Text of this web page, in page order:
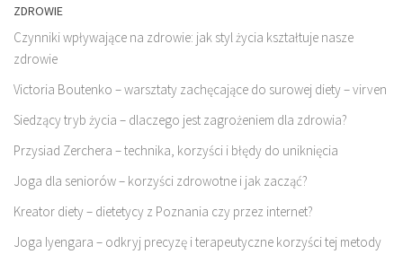
ZDROWIE
Czynniki wpływające na zdrowie: jak styl życia kształtuje nasze
zdrowie
Victoria Boutenko – warsztaty zachęcające do surowej diety – virven
Siedzący tryb życia – dlaczego jest zagrożeniem dla zdrowia?
Przysiad Zerchera – technika, korzyści i błędy do uniknięcia
Joga dla seniorów – korzyści zdrowotne i jak zacząć?
Kreator diety – dietetycy z Poznania czy przez internet?
Joga Iyengara – odkryj precyzę i terapeutyczne korzyści tej metody